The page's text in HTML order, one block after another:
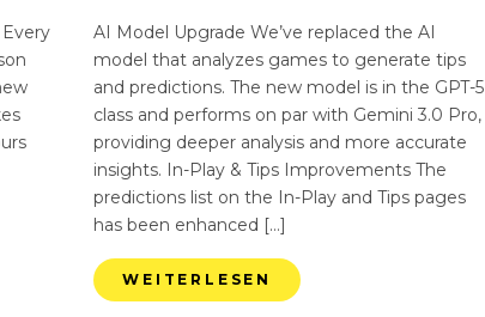
AI Model Upgrade We’ve replaced the AI
model that analyzes games to generate tips
and predictions. The new model is in the GPT-5
class and performs on par with Gemini 3.0 Pro,
providing deeper analysis and more accurate
insights. In-Play & Tips Improvements The
predictions list on the In-Play and Tips pages
has been enhanced […]
WEITERLESEN